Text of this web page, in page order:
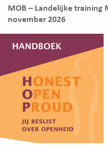
MOB – Landelijke training
november 2026